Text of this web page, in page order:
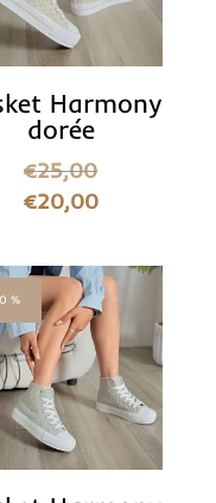
ancien
Harmony
dorée
€25,00
€20,00
%